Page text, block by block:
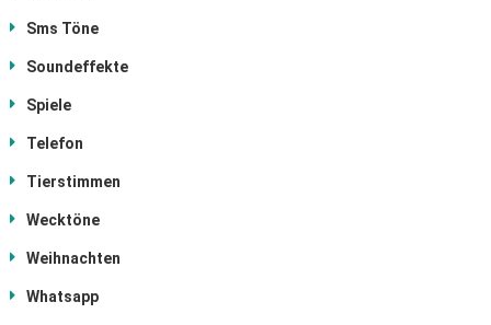
Sms Töne
Soundeffekte
Spiele
Telefon
Tierstimmen
Wecktöne
Weihnachten
Whatsapp